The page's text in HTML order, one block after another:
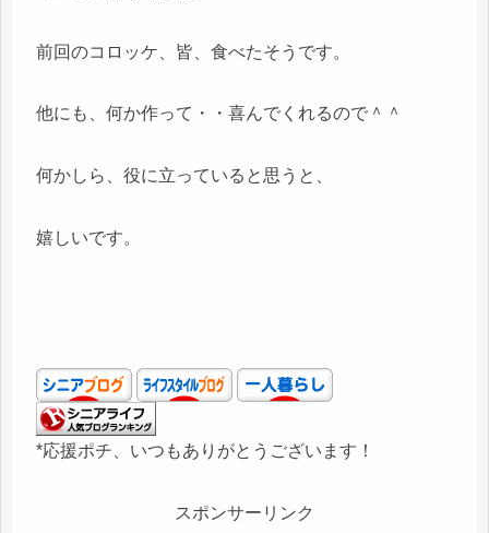
前回のコロッケ、皆、食べたそうです。
他にも、何か作って・・喜んでくれるので＾＾
何かしら、役に立っていると思うと、
嬉しいです。
*応援ポチ、いつもありがとうございます！
スポンサーリンク